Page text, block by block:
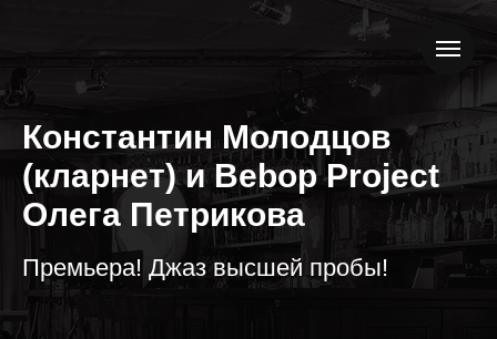
Константин Молодцов
(кларнет) и Bebop Project
Олега Петрикова
Премьера! Джаз высшей пробы!